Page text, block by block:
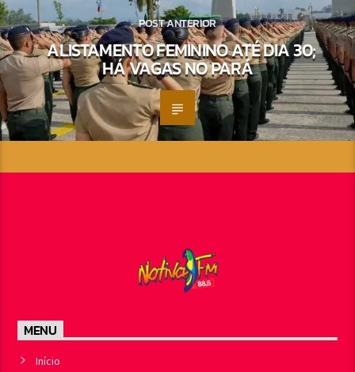
POST ANTERIOR
ALISTAMENTO FEMININO ATÉ DIA 30;
HÁ VAGAS NO PARÁ
MENU
Início